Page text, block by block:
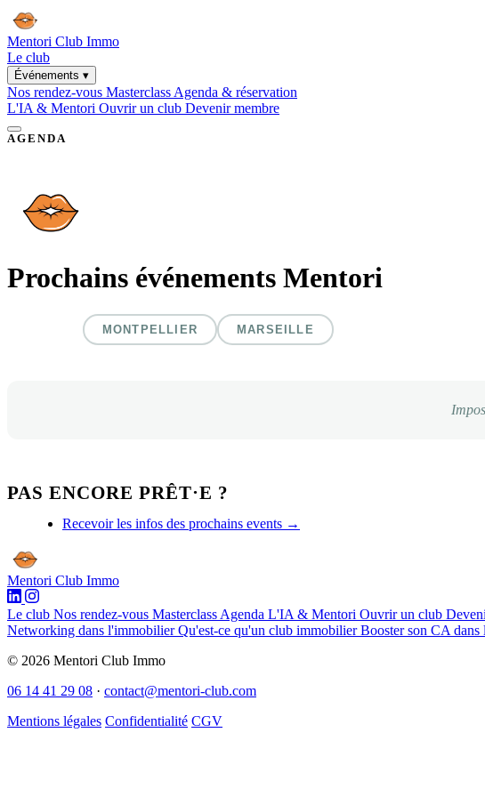
CLUB
Mentori Club Immo
Le club
Événements ▾
Nos rendez-vous Masterclass Agenda & réservation
L'IA & Mentori Ouvrir un club Devenir membre
AGENDA
Prochains événements Mentori
MONTPELLIER MARSEILLE
PAS ENCORE PRÊT·E ?
Recevoir les infos des prochains events →
Mentori Club Immo
Le club Nos rendez-vous Masterclass Agenda L'IA & Mentori Ouvrir un club
Networking dans l'immobilierQu'est-ce qu'un club immobilierBooster son CA dans
© 2026 Mentori Club Immo
06 14 41 29 08 · contact@mentori-club.com
Mentions légales Confidentialité CGV